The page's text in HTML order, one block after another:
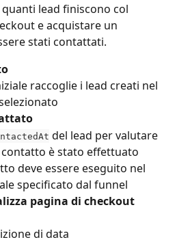
lead finiscono col
e acquistare un
stati contattati.
raccoglie i lead creati nel
del lead per valutare
è stato effettuato
deve essere eseguito nel
specificato dal funnel
pagina di checkout
di data